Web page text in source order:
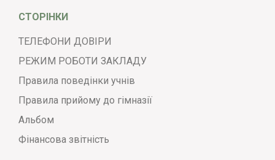
СТОРІНКИ
ТЕЛЕФОНИ ДОВІРИ
РЕЖИМ РОБОТИ ЗАКЛАДУ
Правила поведінки учнів
Правила прийому до гімназії
Альбом
Фінансова звітність